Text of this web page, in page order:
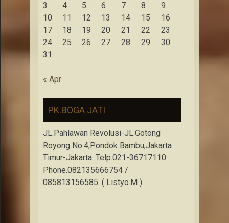
3
4 5 6 7 8
9
10
11 12 13 14 15
16
17
18 19 20 21 22
23
24
25 26 27 28 29
30
31
« Apr
PK.BOGA JATI
JL.Pahlawan Revolusi-JL.Gotong
Royong No.4,Pondok Bambu,Jakarta
Timur-Jakarta. Telp.021-36717110
Phone.082135666754 /
085813156585. ( Listyo.M )